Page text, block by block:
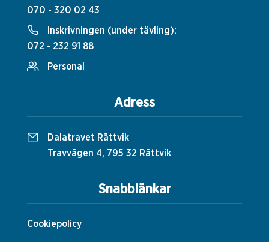
Snabblänkar
Cookiepolicy
070 - 320 02 43
Inskrivningen (under tävling):
072 - 232 91 88
Personal
Adress
Dalatravet Rättvik
Travvägen 4, 795 32 Rättvik